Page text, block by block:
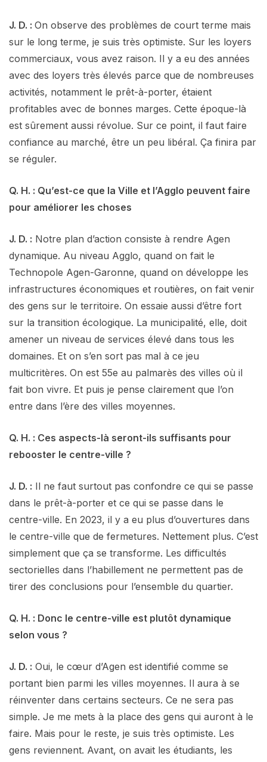
J. D. : On observe des problèmes de court terme mais
sur le long terme, je suis très optimiste. Sur les loyers
commerciaux, vous avez raison. Il y a eu des années
avec des loyers très élevés parce que de nombreuses
activités, notamment le prêt-à-porter, étaient
profitables avec de bonnes marges. Cette époque-là
est sûrement aussi révolue. Sur ce point, il faut faire
confiance au marché, être un peu libéral. Ça finira par
se réguler.
Q. H. : Qu’est-ce que la Ville et l’Agglo peuvent faire
pour améliorer les choses
J. D. : Notre plan d’action consiste à rendre Agen
dynamique. Au niveau Agglo, quand on fait le
Technopole Agen-Garonne, quand on développe les
infrastructures économiques et routières, on fait venir
des gens sur le territoire. On essaie aussi d’être fort
sur la transition écologique. La municipalité, elle, doit
amener un niveau de services élevé dans tous les
domaines. Et on s’en sort pas mal à ce jeu
multicritères. On est 55e au palmarès des villes où il
fait bon vivre. Et puis je pense clairement que l’on
entre dans l’ère des villes moyennes.
Q. H. : Ces aspects-là seront-ils suffisants pour
rebooster le centre-ville ?
J. D. : Il ne faut surtout pas confondre ce qui se passe
dans le prêt-à-porter et ce qui se passe dans le
centre-ville. En 2023, il y a eu plus d’ouvertures dans
le centre-ville que de fermetures. Nettement plus. C’est
simplement que ça se transforme. Les difficultés
sectorielles dans l’habillement ne permettent pas de
tirer des conclusions pour l’ensemble du quartier.
Q. H. : Donc le centre-ville est plutôt dynamique
selon vous ?
J. D. : Oui, le cœur d’Agen est identifié comme se
portant bien parmi les villes moyennes. Il aura à se
réinventer dans certains secteurs. Ce ne sera pas
simple. Je me mets à la place des gens qui auront à le
faire. Mais pour le reste, je suis très optimiste. Les
gens reviennent. Avant, on avait les étudiants, les